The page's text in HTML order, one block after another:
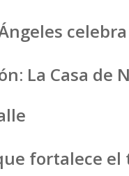
La Casa
fortalece